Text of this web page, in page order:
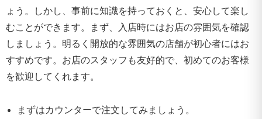
ょう。しかし、事前に知識を持っておくと、安心して楽し
むことができます。まず、入店時にはお店の雰囲気を確認
しましょう。明るく開放的な雰囲気の店舗が初心者にはお
すすめです。お店のスタッフも友好的で、初めてのお客様
を歓迎してくれます。
まずはカウンターで注文してみましょう。